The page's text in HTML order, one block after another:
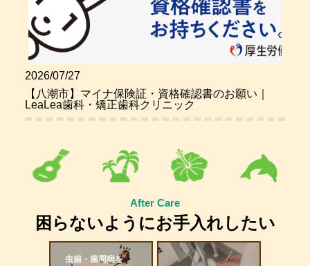
2026/07/27
【八潮市】マイナ保険証・資格確認書のお願い｜
LeaLea歯科・矯正歯科クリニック
After Care
困らないようにお手入れしたい
虫歯・歯周病を